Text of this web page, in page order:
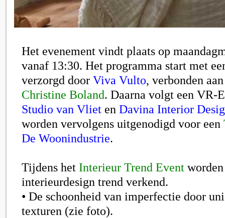
Het evenement vindt plaats op
vanaf 13:30. Het programma start met
verzorgd door Viva Vulto, verbonden
Christine Boland. Daarna volgt een VR-
Studio van Vliet en Davina Interior
worden vervolgens uitgenodigd voor een
De Woonindustrie.
Tijdens het Interieur Trend Event
interieurdesign trend verkend.
• De schoonheid van imperfectie door
texturen (zie foto).